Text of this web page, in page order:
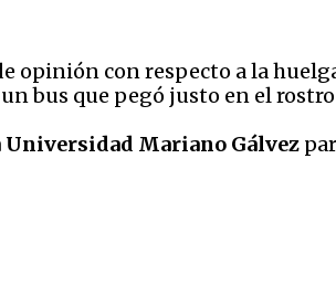
opinión con respecto a la
bus que pegó justo en el
Universidad Mariano Gálvez